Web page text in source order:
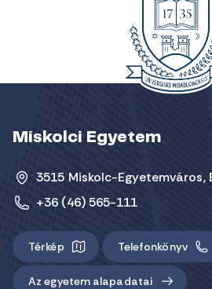
Miskolci Egyetem
3515 Miskolc-Egyetemváros,
+36 (46) 565-111
Térkép Telefonkönyv
Az egyetem alapadatai